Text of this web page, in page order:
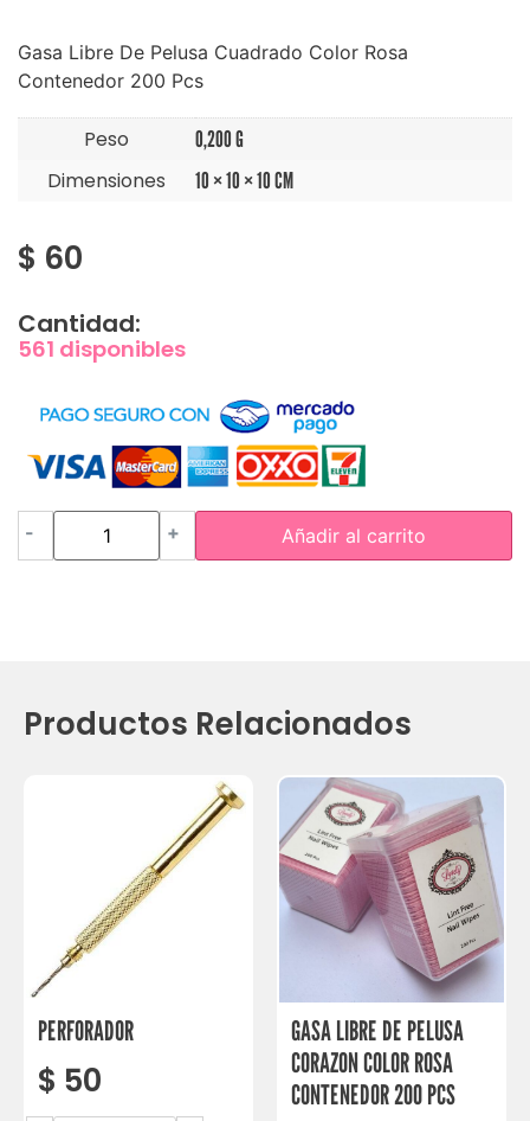
Gasa Libre De Pelusa Cuadrado Color Rosa
Contenedor 200 Pcs
Peso 0,200 G
Dimensiones 10 × 10 × 10 CM
$ 60
Cantidad:
561 disponibles
- + Añadir al carrito
Productos Relacionados
PERFORADOR
$ 50
GASA LIBRE DE PELUSA
CORAZON COLOR ROSA
CONTENEDOR 200 PCS